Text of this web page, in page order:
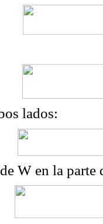
lados:
W en la parte